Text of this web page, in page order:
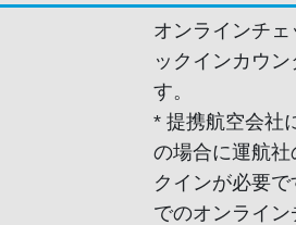
オンラインチ
ックインカウ
す。
* 提携航空会社
の場合に運航
クインが必要
でのオンライ